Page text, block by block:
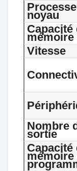
noyau
Capacité
mémoire
Vitesse
Nombre
sortie
Capacité
mémoire